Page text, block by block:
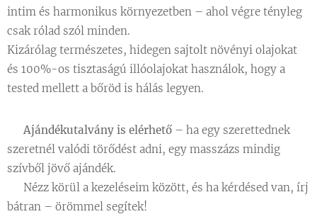
intim és harmonikus környezetben – ahol végre tényleg
csak rólad szól minden.
Kizárólag természetes, hidegen sajtolt növényi olajokat
és 100%-os tisztaságú illóolajokat használok, hogy a
tested mellett a bőröd is hálás legyen.
Ajándékutalvány is elérhető – ha egy szerettednek
szeretnél valódi törődést adni, egy masszázs mindig
szívből jövő ajándék.
✨ Nézz körül a kezeléseim között, és ha kérdésed van, írj
bátran – örömmel segítek!